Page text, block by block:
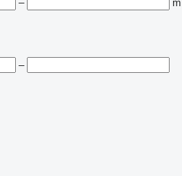
–
m
–